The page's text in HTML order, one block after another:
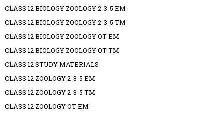
CLASS 12 BIOLOGY ZOOLOGY 2-3-5 EM
CLASS 12 BIOLOGY ZOOLOGY 2-3-5 TM
CLASS 12 BIOLOGY ZOOLOGY OT EM
CLASS 12 BIOLOGY ZOOLOGY OT TM
CLASS 12 STUDY MATERIALS
CLASS 12 ZOOLOGY 2-3-5 EM
CLASS 12 ZOOLOGY 2-3-5 TM
CLASS 12 ZOOLOGY OT EM